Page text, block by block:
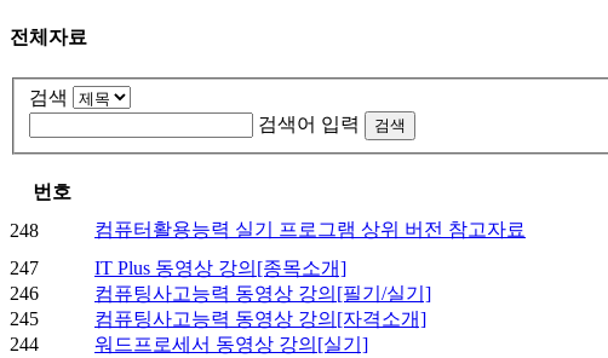
전체자료
검색
검색어 입력
번호
248
컴퓨터활용능력 실기 프로그램 상위 버전 참고자료
247
IT Plus 동영상 강의[종목소개]
246
컴퓨팅사고능력 동영상 강의[필기/실기]
245
컴퓨팅사고능력 동영상 강의[자격소개]
244
워드프로세서 동영상 강의[실기]